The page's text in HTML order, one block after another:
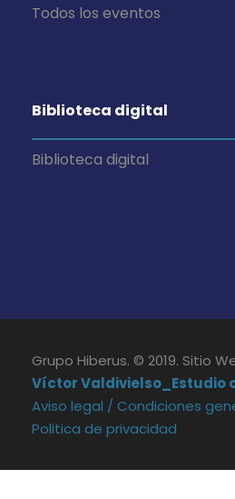
Todos los eventos
Biblioteca digital
Biblioteca digital
Grupo Hiberus. © 2019. Sitio
Víctor Valdivielso_Estudio
Aviso legal / Condiciones
Politica de privacidad